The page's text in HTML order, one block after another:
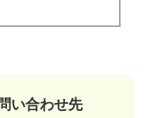
い合わせ先